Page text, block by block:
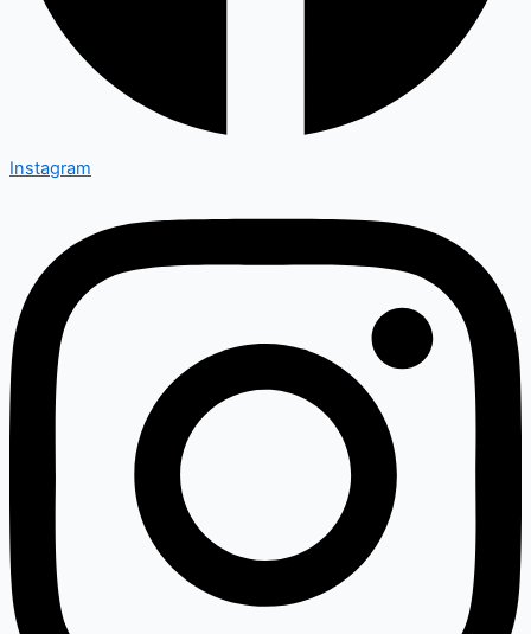
Instagram